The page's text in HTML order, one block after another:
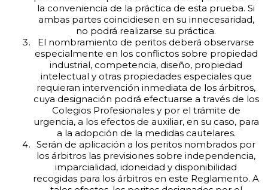
la conveniencia de la práctica de esta prueba. Si
ambas partes coincidiesen en su innecesaridad,
no podrá realizarse su práctica.
El nombramiento de peritos deberá observarse
especialmente en los conflictos sobre propiedad
industrial, competencia, diseño, propiedad
intelectual y otras propiedades especiales que
requieran intervención inmediata de los árbitros,
cuya designación podrá efectuarse a través de los
Colegios Profesionales y por el trámite de
urgencia, a los efectos de auxiliar, en su caso, para
a la adopción de la medidas cautelares.
Serán de aplicación a los peritos nombrados por
los árbitros las previsiones sobre independencia,
imparcialidad, idoneidad y disponibilidad
recogidas para los árbitros en este Reglamento. A